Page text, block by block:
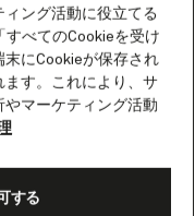
はの魅力で
ィング活動に役立てる
すべてのCookieを受け
にCookieが保存され
ます。これにより、サ
マーケティング活動
する